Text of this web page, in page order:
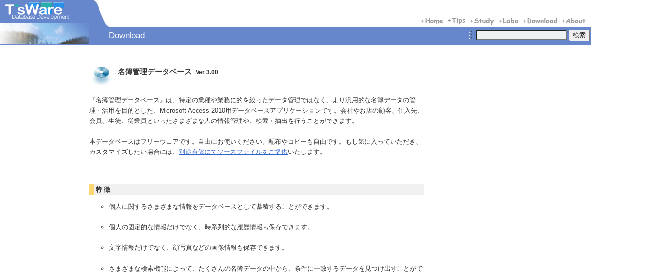
Download
名簿管理データベースVer 3.00
『名簿管理データベース』は、特定の業種や業務に的を絞ったデータ管理ではなく、より汎用的な名簿データの管
理・活用を目的とした、Microsoft Access 2010用データベースアプリケーションです。会社やお店の顧客、仕入先、
会員、生徒、従業員といったさまざまな人の情報管理や、検索・抽出を行うことができます。
本データベースはフリーウェアです。自由にお使いください。配布やコピーも自由です。もし気に入っていただき、
カスタマイズしたい場合には、 別途有償にてソースファイルをご提供いたします。
特 徴
個人に関するさまざまな情報をデータベースとして蓄積することができます。
個人の固定的な情報だけでなく、時系列的な履歴情報も保存できます。
文字情報だけでなく、顔写真などの画像情報も保存できます。
さまざまな検索機能によって、たくさんの名簿データの中から、条件に一致するデータを見つけ出すことがで